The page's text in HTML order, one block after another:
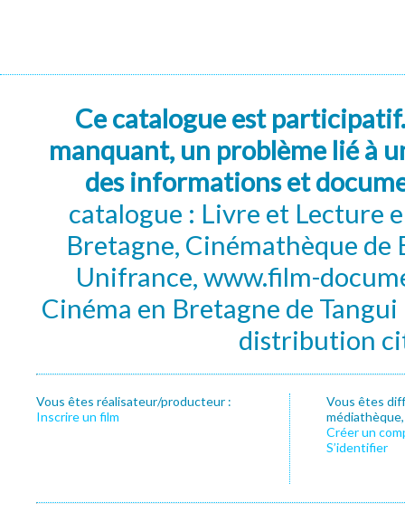
Ce catalogue est
manquant, un problème lié à
des informations et
catalogue : Livre et Lecture
Bretagne, Cinémathèque de
Unifrance, www.film-
Cinéma en Bretagne de
distribution
Vous êtes réalisateur/producteur :
Inscrire un film
Vous êtes
Créer un
S’identifier